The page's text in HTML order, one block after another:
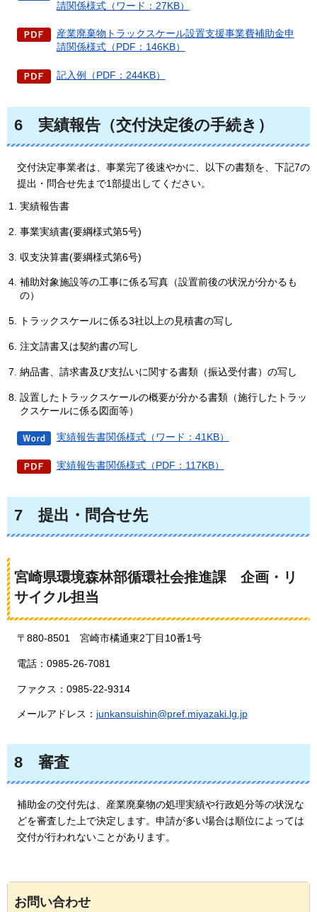
請関係様式（ワード：27KB）
産業廃棄物トラックスケール設置支援事業費補助金申
請関係様式（PDF：146KB）
記入例（PDF：244KB）
6 実績報告（交付決定後の手続き）
交付決定事業者は、事業完了後速やかに、以下の書類を、下記7の
提出・問合せ先まで1部提出してください。
実績報告書
事業実績書(要綱様式第5号)
収支決算書(要綱様式第6号)
補助対象施設等の工事に係る写真（設置前後の状況が分かるも
の）
トラックスケールに係る3社以上の見積書の写し
注文請書又は契約書の写し
納品書、請求書及び支払いに関する書類（振込受付書）の写し
設置したトラックスケールの概要が分かる書類（施行したトラッ
クスケールに係る図面等）
実績報告書関係様式（ワード：41KB）
実績報告書関係様式（PDF：117KB）
7 提出・問合せ先
宮崎県環境森林部循環社会推進課 企画・リ
サイクル担当
〒880-8501 宮崎市橘通東2丁目10番1号
電話：0985-26-7081
ファクス：0985-22-9314
メールアドレス： junkansuishin@pref.miyazaki.lg.jp
8 審査
補助金の交付先は、産業廃棄物の処理実績や行政処分等の状況な
どを審査した上で決定します。申請が多い場合は順位によっては
交付が行われないことがあります。
お問い合わせ